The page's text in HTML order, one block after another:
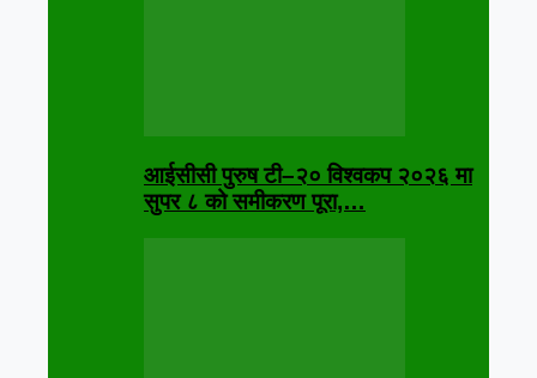
आईसीसी पुरुष टी–२० विश्वकप २०२६ मा
सुपर ८ को समीकरण पूरा,…